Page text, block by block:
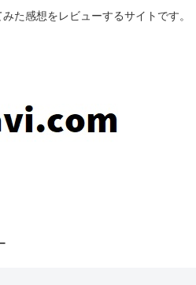
た感想をレビューするサイトです。